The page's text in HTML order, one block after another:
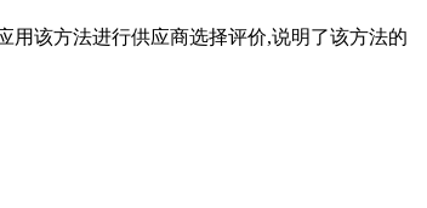
用该方法进行供应商选择评价,说明了该方法的